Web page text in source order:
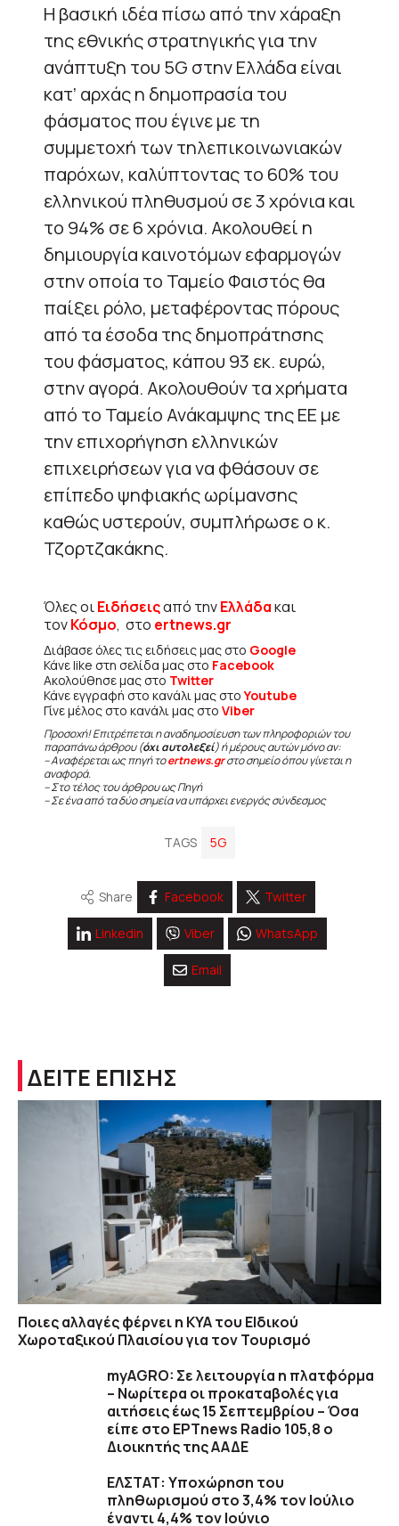
Η βασική ιδέα πίσω από την χάραξη
της εθνικής στρατηγικής για την
ανάπτυξη του 5G στην Ελλάδα είναι
κατ’ αρχάς η δημοπρασία του
φάσματος που έγινε με τη
συμμετοχή των τηλεπικοινωνιακών
παρόχων, καλύπτοντας το 60% του
ελληνικού πληθυσμού σε 3 χρόνια και
το 94% σε 6 χρόνια. Ακολουθεί η
δημιουργία καινοτόμων εφαρμογών
στην οποία το Ταμείο Φαιστός θα
παίξει ρόλο, μεταφέροντας πόρους
από τα έσοδα της δημοπράτησης
του φάσματος, κάπου 93 εκ. ευρώ,
στην αγορά. Ακολουθούν τα χρήματα
από το Ταμείο Ανάκαμψης της ΕΕ με
την επιχορήγηση ελληνικών
επιχειρήσεων για να φθάσουν σε
επίπεδο ψηφιακής ωρίμανσης
καθώς υστερούν, συμπλήρωσε ο κ.
Τζορτζακάκης.
Όλες οιΕιδήσειςαπό τηνΕλλάδακαι
τονΚόσμο, στο ertnews.gr
Διάβασε όλες τις ειδήσεις μας στο Google
Κάνε like στη σελίδα μας στο Facebook
Ακολούθησε μας στο Twitter
Κάνε εγγραφή στο κανάλι μας στοYoutube
Γίνε μέλος στο κανάλι μας στο Viber
Προσοχή! Επιτρέπεται η αναδημοσίευση των πληροφοριών του
παραπάνω άρθρου (όχι αυτολεξεί) ή μέρους αυτών μόνο αν:
– Αναφέρεται ως πηγή τοertnews.grστο σημείο όπου γίνεται η
αναφορά.
– Στο τέλος του άρθρου ως Πηγή
– Σε ένα από τα δύο σημεία να υπάρχει ενεργός σύνδεσμος
TAGS 5G
Share Facebook Twitter
Linkedin Viber WhatsApp
Email
ΔΕΙΤΕ ΕΠΙΣΗΣ
Ποιες αλλαγές φέρνει η ΚΥΑ του ΕΙδικού
Χωροταξικού Πλαισίου για τον Τουρισμό
myAGRO: Σε λειτουργία η πλατφόρμα
– Νωρίτερα οι προκαταβολές για
αιτήσεις έως 15 Σεπτεμβρίου – Όσα
είπε στο ΕΡΤnews Radio 105,8 ο
Διοικητής της ΑΑΔΕ
ΕΛΣΤΑΤ: Υποχώρηση του
πληθωρισμού στο 3,4% τον Ιούλιο
έναντι 4,4% τον Ιούνιο